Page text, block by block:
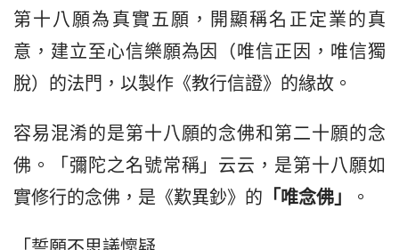
第十八願為真實五願，開顯稱名正定業的真
意，建立至心信樂願為因（唯信正因，唯信獨
脫）的法門，以製作《教行信證》的緣故。
容易混淆的是第十八願的念佛和第二十願的念
佛。「彌陀之名號常稱」云云，是第十八願如
實修行的念佛，是《歎異鈔》的 「唯念佛」 。